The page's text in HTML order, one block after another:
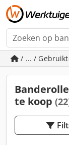
/ ... /
te koop